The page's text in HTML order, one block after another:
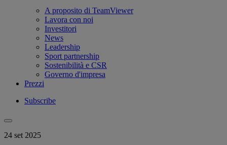
A proposito di TeamViewer
Lavora con noi
Investitori
News
Leadership
Sport partnership
Sostenibilità e CSR
Governo d'impresa
Prezzi
Subscribe
24 set 2025